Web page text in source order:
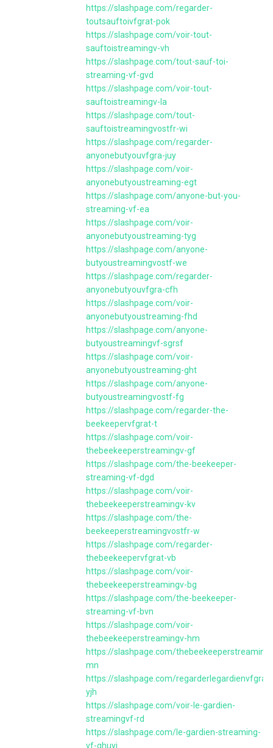
https://slashpage.com/regarder-
toutsauftoivfgrat-pok
https://slashpage.com/voir-tout-
sauftoistreamingv-vh
https://slashpage.com/tout-sauf-toi-
streaming-vf-gvd
https://slashpage.com/voir-tout-
sauftoistreamingv-la
https://slashpage.com/tout-
sauftoistreamingvostfr-wi
https://slashpage.com/regarder-
anyonebutyouvfgra-juy
https://slashpage.com/voir-
anyonebutyoustreaming-egt
https://slashpage.com/anyone-but-you-
streaming-vf-ea
https://slashpage.com/voir-
anyonebutyoustreaming-tyg
https://slashpage.com/anyone-
butyoustreamingvostf-we
https://slashpage.com/regarder-
anyonebutyouvfgra-cfh
https://slashpage.com/voir-
anyonebutyoustreaming-fhd
https://slashpage.com/anyone-
butyoustreamingvf-sgrsf
https://slashpage.com/voir-
anyonebutyoustreaming-ght
https://slashpage.com/anyone-
butyoustreamingvostf-fg
https://slashpage.com/regarder-the-
beekeepervfgrat-t
https://slashpage.com/voir-
thebeekeeperstreamingv-gf
https://slashpage.com/the-beekeeper-
streaming-vf-dgd
https://slashpage.com/voir-
thebeekeeperstreamingv-kv
https://slashpage.com/the-
beekeeperstreamingvostfr-w
https://slashpage.com/regarder-
thebeekeepervfgrat-vb
https://slashpage.com/voir-
thebeekeeperstreamingv-bg
https://slashpage.com/the-beekeeper-
streaming-vf-bvn
https://slashpage.com/voir-
thebeekeeperstreamingv-hm
https://slashpage.com/
mn
https://slashpage.com/
yjh
https://slashpage.com/voir-le-gardien-
streamingvf-rd
https://slashpage.com/le-gardien-streaming-
vf-ghuyj